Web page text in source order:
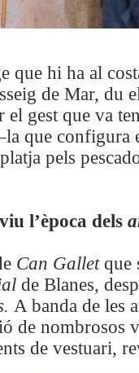
que hi ha al
de Mar, du
el gest que va
que configura
pels
l’època dels
Can Gallet que
de Blanes,
A banda de les
de nombrosos
de vestuari,